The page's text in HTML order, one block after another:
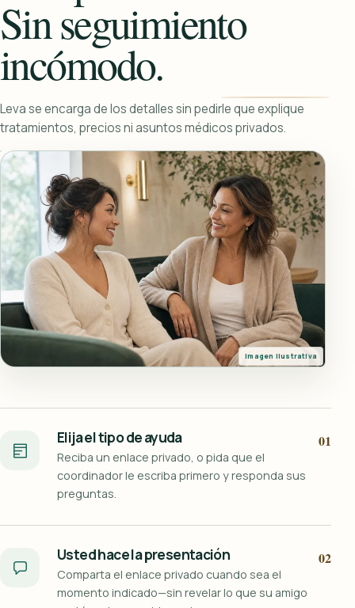
Sin seguimiento
incómodo.
Leva se encarga de los detalles sin pedirle que explique
tratamientos, precios ni asuntos médicos privados.
Imagen ilustrativa
01
Elija el tipo de ayuda
Reciba un enlace privado, o pida que el
coordinador le escriba primero y responda sus
preguntas.
02
Usted hace la presentación
Comparta el enlace privado cuando sea el
momento indicado—sin revelar lo que su amigo